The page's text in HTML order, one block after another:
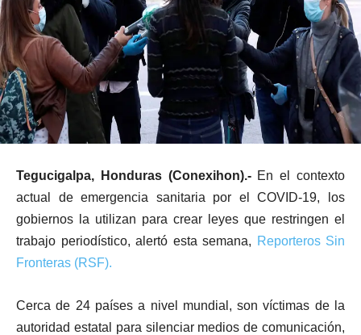
Tegucigalpa, Honduras (Conexihon).- En el contexto
actual de emergencia sanitaria por el COVID-19, los
gobiernos la utilizan para crear leyes que restringen el
trabajo periodístico, alertó esta semana, Reporteros Sin
Fronteras (RSF).
Cerca de 24 países a nivel mundial, son víctimas de la
autoridad estatal para silenciar medios de comunicación,